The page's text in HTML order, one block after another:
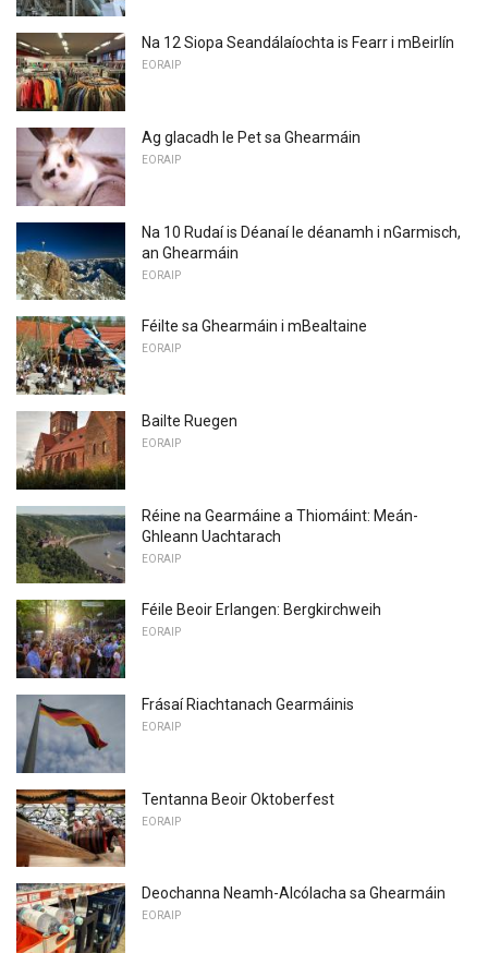
Na 12 Siopa Seandálaíochta is Fearr i mBeirlín
EORAIP
Ag glacadh le Pet sa Ghearmáin
EORAIP
Na 10 Rudaí is Déanaí le déanamh i nGarmisch,
an Ghearmáin
EORAIP
Féilte sa Ghearmáin i mBealtaine
EORAIP
Bailte Ruegen
EORAIP
Réine na Gearmáine a Thiomáint: Meán-
Ghleann Uachtarach
EORAIP
Féile Beoir Erlangen: Bergkirchweih
EORAIP
Frásaí Riachtanach Gearmáinis
EORAIP
Tentanna Beoir Oktoberfest
EORAIP
Deochanna Neamh-Alcólacha sa Ghearmáin
EORAIP